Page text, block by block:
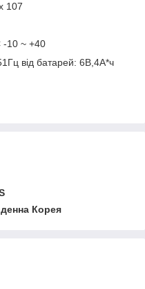
107
-10 ~ +40
від батарей: 6В,4А*ч
Корея